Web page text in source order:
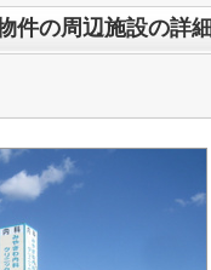
件の周辺施設の詳